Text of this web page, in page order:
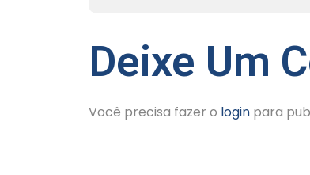
Deixe Um
Você precisa fazer o login para